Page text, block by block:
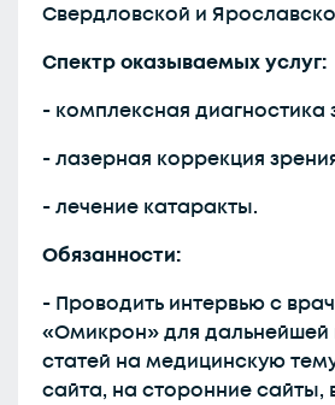
Свердловской и
Спектр оказываемых услуг:
- комплексная диагностика
- лазерная коррекция
- лечение катаракты.
Обязанности:
- Проводить интервью с
«Омикрон» для дальнейшей
статей на медицинскую
сайта, на сторонние сайты,